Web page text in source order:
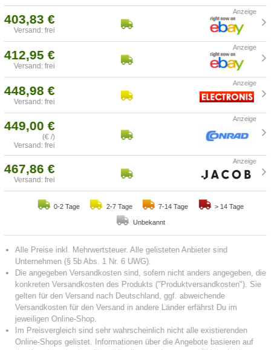
403,83 €
Versand: frei
412,95 €
Versand: frei
448,98 €
Versand: frei
449,00 €
(€ /)
Versand: frei
467,86 €
Versand: frei
0-2 Tage 2-7 Tage 7-14 Tage > 14 Tage
Unbekannt